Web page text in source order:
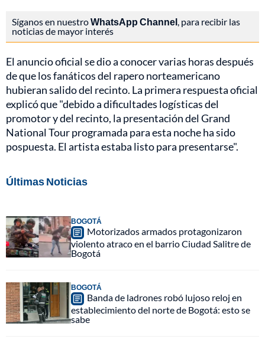
Síganos en nuestroWhatsApp Channel, para recibir las
noticias de mayor interés
El anuncio oficial se dio a conocer varias horas después
de que los fanáticos del rapero norteamericano
hubieran salido del recinto. La primera respuesta oficial
explicó que "debido a dificultades logísticas del
promotor y del recinto, la presentación del Grand
National Tour programada para esta noche ha sido
pospuesta. El artista estaba listo para presentarse".
Últimas Noticias
BOGOTÁ
Motorizados armados protagonizaron
violento atraco en el barrio Ciudad Salitre de
Bogotá
BOGOTÁ
Banda de ladrones robó lujoso reloj en
establecimiento del norte de Bogotá: esto se
sabe